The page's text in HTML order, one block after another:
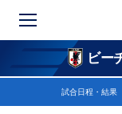
ビー
試合日程・結果